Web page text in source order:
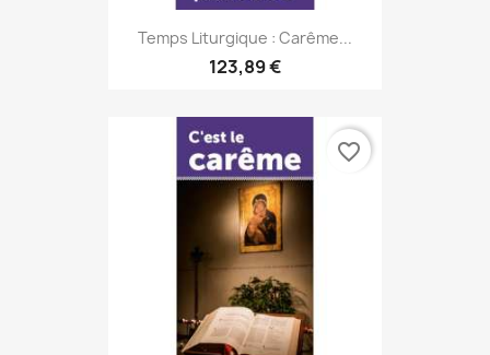
Temps Liturgique : Carême...
123,89 €
favorite_border